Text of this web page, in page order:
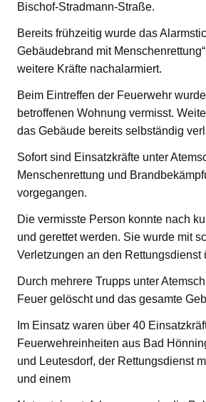
Bischof-Stradmann-Straße.
Bereits frühzeitig wurde das
Gebäudebrand mit
weitere Kräfte nachalarmiert.
Beim Eintreffen der Feuerwehr
betroffenen Wohnung vermisst.
das Gebäude bereits selbständig
Sofort sind Einsatzkräfte unter
Menschenrettung und
vorgegangen.
Die vermisste Person konnte nach
und gerettet werden. Sie wurde mit
Verletzungen an den Rettungsdienst
Durch mehrere Trupps unter
Feuer gelöscht und das gesamte
Im Einsatz waren über 40
Feuerwehreinheiten aus Bad
und Leutesdorf, der Rettungsdienst
und einem